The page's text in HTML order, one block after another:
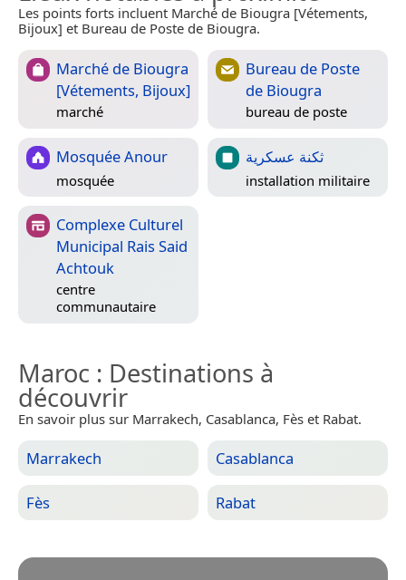
Les points forts incluent Marché de Biougra [Vétements,
Bijoux] et Bureau de Poste de Biougra.
Marché de Biougra
[Vétements, Bijoux]
marché
Bureau de Poste
de Biougra
bureau de poste
Mosquée Anour
mosquée
ثكنة عسكرية
installation militaire
Complexe Culturel
Municipal Rais Said
Achtouk
centre
communautaire
Maroc : Destinations à
découvrir
En savoir plus sur Marrakech, Casablanca, Fès et Rabat.
Marrakech Casablanca
Fès Rabat